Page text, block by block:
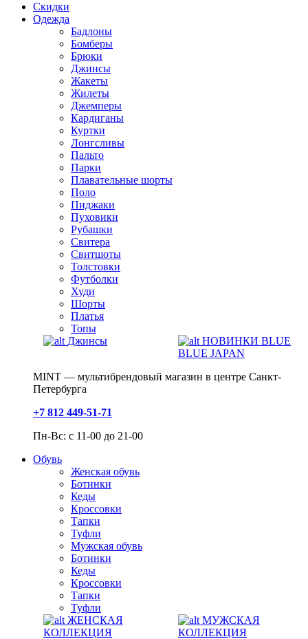
Скидки
Одежда
Бадлоны
Бомберы
Брюки
Джинсы
Жакеты
Жилеты
Джемперы
Кардиганы
Куртки
Лонгсливы
Пальто
Парки
Плавательные шорты
Поло
Пиджаки
Пуховики
Рубашки
Свитера
Свитшоты
Толстовки
Футболки
Худи
Шорты
Платья
Топы
Джинсы
НОВИНКИ BLUE
BLUE JAPAN
MINT — мультибрендовый магазин в центре Санкт-
Петербурга
+7 812 449-51-71
Пн-Вс: с 11-00 до 21-00
Обувь
Женская обувь
Ботинки
Кеды
Кроссовки
Тапки
Туфли
Мужская обувь
Ботинки
Кеды
Кроссовки
Тапки
Туфли
ЖЕНСКАЯ
КОЛЛЕКЦИЯ
МУЖСКАЯ
КОЛЛЕКЦИЯ